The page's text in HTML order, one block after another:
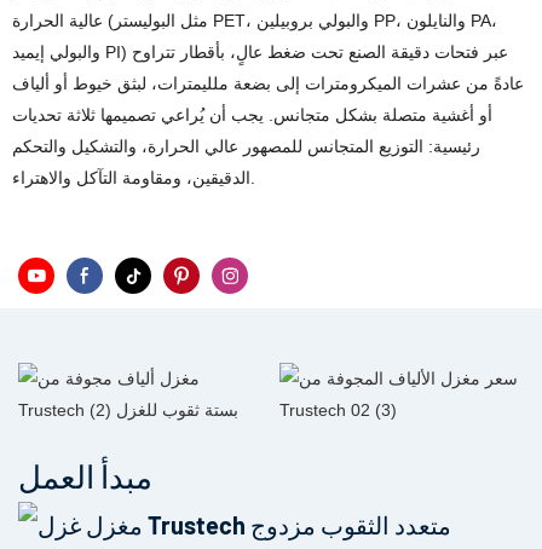
عالية الحرارة (مثل البوليستر PET، والبولي بروبيلين PP، والنايلون PA،
والبولي إيميد PI) عبر فتحات دقيقة الصنع تحت ضغط عالٍ، بأقطار تتراوح
عادةً من عشرات الميكرومترات إلى بضعة ملليمترات، لبثق خيوط أو ألياف
أو أغشية متصلة بشكل متجانس. يجب أن يُراعي تصميمها ثلاثة تحديات
رئيسية: التوزيع المتجانس للمصهور عالي الحرارة، والتشكيل والتحكم
مبدأ العمل